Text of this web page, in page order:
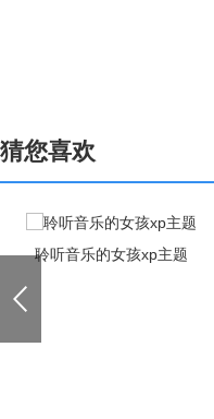
猜您喜欢
聆听音乐的女孩xp主题